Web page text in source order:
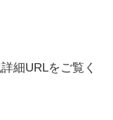
細URLをご覧く